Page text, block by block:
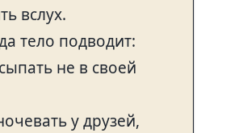
вслух.
тело подводит:
не в своей
у друзей,